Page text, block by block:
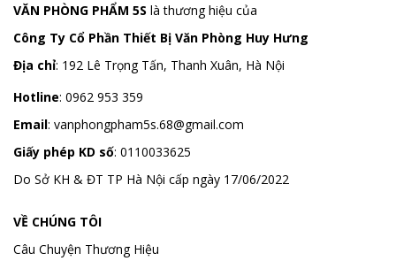
VĂN PHÒNG PHẨM 5S là thương hiệu của
Công Ty Cổ Phần Thiết Bị Văn Phòng Huy Hưng
Địa chỉ: 192 Lê Trọng Tấn, Thanh Xuân, Hà Nội
Hotline: 0962 953 359
Email: vanphongpham5s.68@gmail.com
Giấy phép KD số: 0110033625
Do Sở KH & ĐT TP Hà Nội cấp ngày 17/06/2022
VỀ CHÚNG TÔI
Câu Chuyện Thương Hiệu